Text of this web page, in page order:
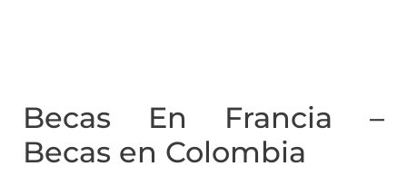
Becas En Francia –
Becas en Colombia